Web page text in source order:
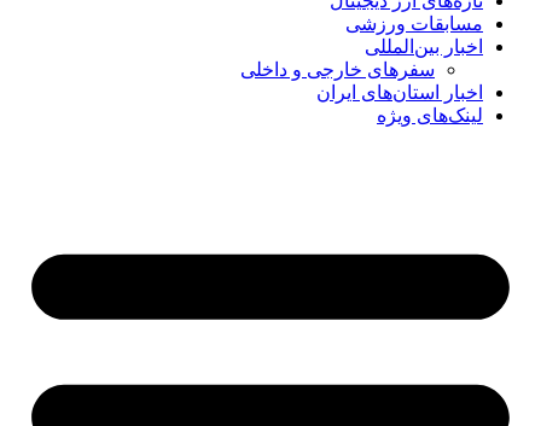
مسابقات ورزشی
اخبار بین‌المللی
سفرهای خارجی و داخلی
اخبار استان‌های ایران
لینک‌های ویژه